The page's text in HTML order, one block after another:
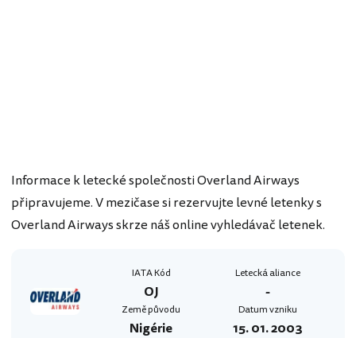
Informace k letecké společnosti Overland Airways
připravujeme. V mezičase si rezervujte levné letenky s
Overland Airways skrze náš online vyhledávač letenek.
IATA Kód
OJ
Letecká aliance
-
Země původu
Nigérie
Datum vzniku
15. 01. 2003